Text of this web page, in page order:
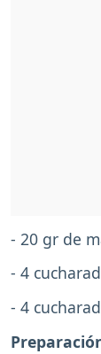
- 20 gr de
- 4
- 4